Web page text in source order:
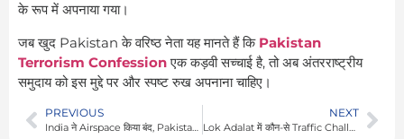
के रूप में अपनाया गया।
जब खुद Pakistan के वरिष्ठ नेता यह मानते हैं कि Pakistan
Terrorism Confessionएक कड़वी सच्चाई है, तो अब अंतरराष्ट्रीय
समुदाय को इस मुद्दे पर और स्पष्ट रुख अपनाना चाहिए।
PREVIOUS
India ने Airspace किया बंद, Pakistan को लगेगी करारी चोट – जानिए कितना होगा नुकसान
NEXT
Lok Adalat में कौन-से Traffic Challan माफ नहीं होते हैं? जानिए किन मामलों में नहीं मिलेगी राहत और क्या करना होगा